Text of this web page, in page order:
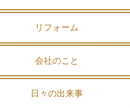
リフォーム
会社のこと
日々の出来事